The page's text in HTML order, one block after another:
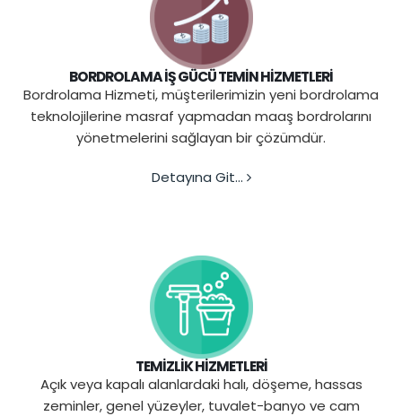
BORDROLAMA İŞ GÜCÜ TEMİN HİZMETLERİ
Bordrolama Hizmeti, müşterilerimizin yeni bordrolama
teknolojilerine masraf yapmadan maaş bordrolarını
yönetmelerini sağlayan bir çözümdür.
Detayına Git...
TEMİZLİK HİZMETLERİ
Açık veya kapalı alanlardaki halı, döşeme, hassas
zeminler, genel yüzeyler, tuvalet-banyo ve cam